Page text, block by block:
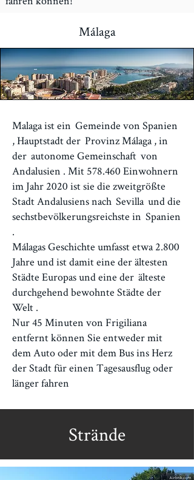
Málaga
Malaga ist ein Gemeinde von Spanien
, Hauptstadt der Provinz Málaga, in
der autonome Gemeinschaft von
Andalusien . Mit 578.460 Einwohnern
im Jahr 2020 ist sie die zweitgrößte
Stadt Andalusiens nach Sevilla und die
sechstbevölkerungsreichste in Spanien
.
Málagas Geschichte umfasst etwa 2.800
Jahre und ist damit eine der ältesten
Städte Europas und eine der älteste
durchgehend bewohnte Städte der
Welt .
Nur 45 Minuten von Frigiliana
entfernt können Sie entweder mit
dem Auto oder mit dem Bus ins Herz
der Stadt für einen Tagesausflug oder
länger fahren
Strände